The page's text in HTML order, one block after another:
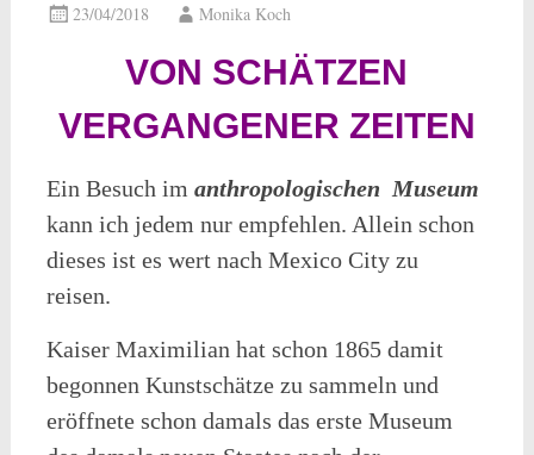
23/04/2018 Monika Koch
VON SCHÄTZEN
VERGANGENER ZEITEN
Ein Besuch im anthropologischen Museum
kann ich jedem nur empfehlen. Allein schon
dieses ist es wert nach Mexico City zu
reisen.
Kaiser Maximilian hat schon 1865 damit
begonnen Kunstschätze zu sammeln und
eröffnete schon damals das erste Museum